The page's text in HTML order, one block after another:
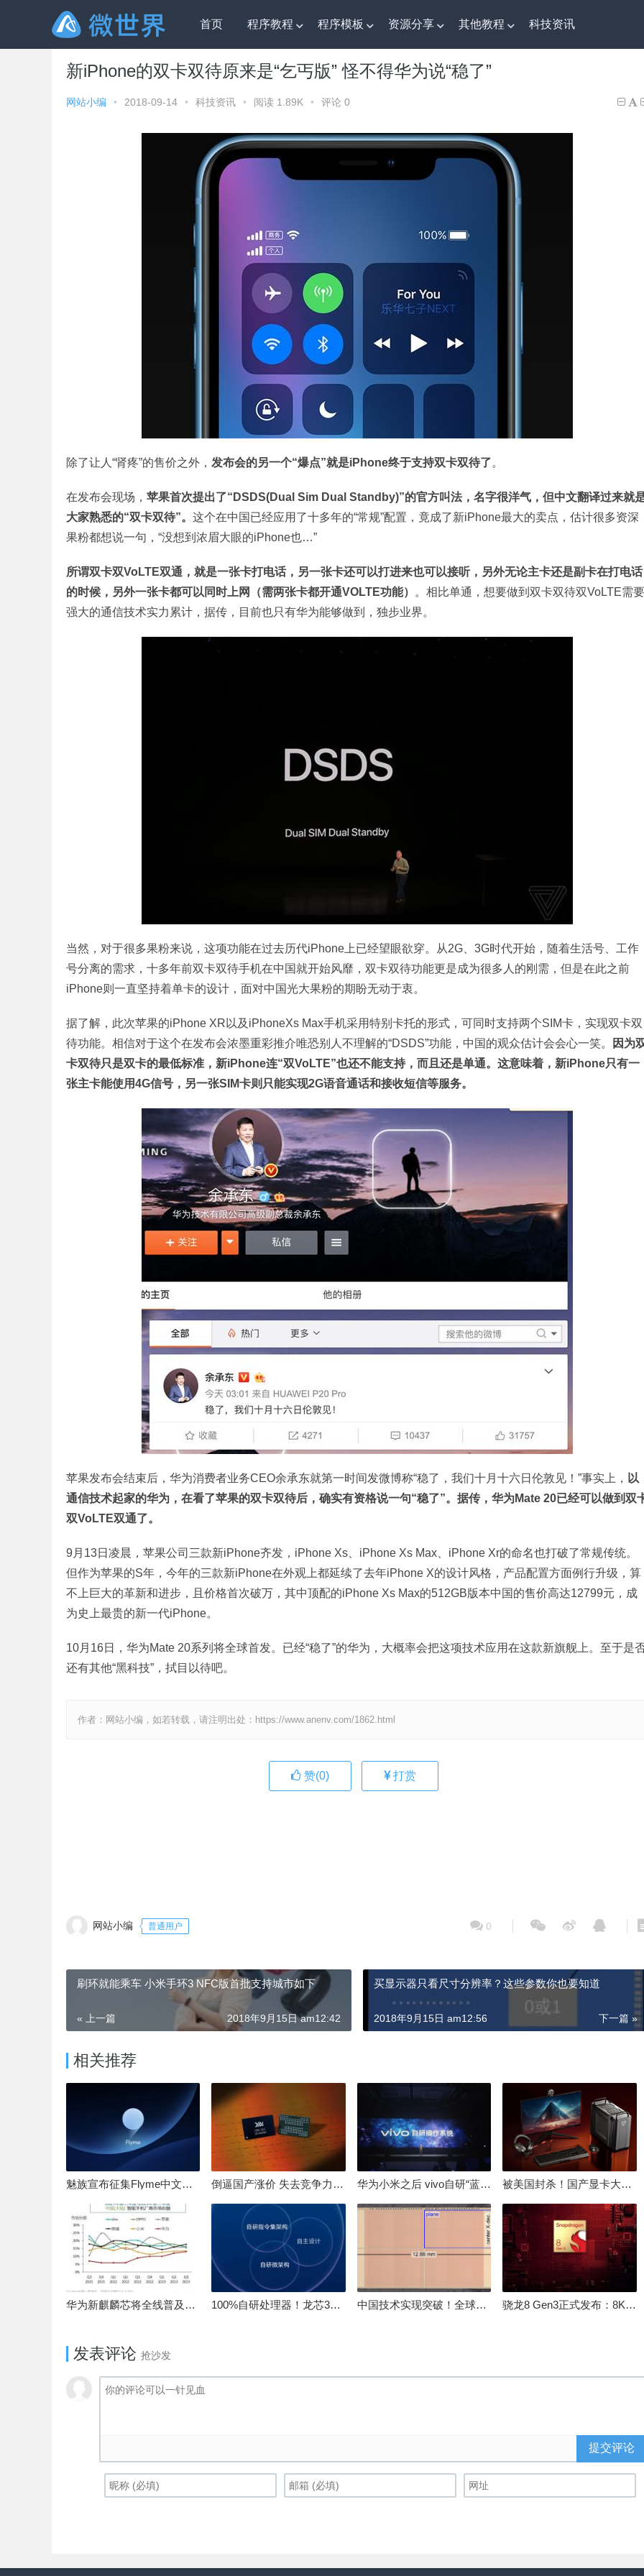
首页 程序教程 程序模板 资源分享 其他教程 科技资讯
微世界» 科技资讯» 新iPhone的双卡双待原来是“乞丐版” 怪不得华为说“稳了”
新iPhone的双卡双待原来是“乞丐版” 怪不得华为说“稳了”
网站小编 • 2018-09-14 • 科技资讯 • 阅读 1.89K • 评论 0
除了让人“肾疼”的售价之外， 发布会的另一个“爆点”就是iPhone终于支持双卡双待了。
在发布会现场， 苹果首次提出了“DSDS(Dual Sim Dual Standby)”的官方叫法，名字很洋气，但中文翻译过来就
大家熟悉的“双卡双待”。 这个在中国已经应用了十多年的“常规”配置，竟成了新iPhone最大的卖点，估计很多资深
果粉都想说一句，“没想到浓眉大眼的iPhone也…”
所谓双卡双VoLTE双通，就是一张卡打电话，另一张卡还可以打进来也可以接听，另外无论主卡还是副卡在打电话
的时候，另外一张卡都可以同时上网（需两张卡都开通VOLTE功能）
。相比单通，想要做到双卡双待双VoLTE需要
强大的通信技术实力累计，据传，目前也只有华为能够做到，独步业界。
当然，对于很多果粉来说，这项功能在过去历代iPhone上已经望眼欲穿。从2G、3G时代开始，随着生活号、工作
号分离的需求，十多年前双卡双待手机在中国就开始风靡，双卡双待功能更是成为很多人的刚需，但是在此之前
iPhone则一直坚持着单卡的设计，面对中国光大果粉的期盼无动于衷。
据了解，此次苹果的iPhone XR以及iPhoneXs Max手机采用特别卡托的形式，可同时支持两个SIM卡，实现双卡双
待功能。相信对于这个在发布会浓墨重彩推介唯恐别人不理解的“DSDS”功能，中国的观众估计会会心一笑。
因为
卡双待只是双卡的最低标准，新iPhone连“双VoLTE”也还不能支持，而且还是单通。这意味着，新iPhone只有一
张主卡能使用4G信号，另一张SIM卡则只能实现2G语音通话和接收短信等服务。
苹果发布会结束后，华为消费者业务CEO余承东就第一时间发微博称“稳了，我们十月十六日伦敦见！”事实上， 以
通信技术起家的华为，在看了苹果的双卡双待后，确实有资格说一句“稳了”。据传，华为Mate 20已经可以做到双
双VoLTE双通了。
9月13日凌晨，苹果公司三款新iPhone齐发，iPhone Xs、iPhone Xs Max、iPhone Xr的命名也打破了常规传统。
但作为苹果的S年，今年的三款新iPhone在外观上都延续了去年iPhone X的设计风格，产品配置方面例行升级，算
不上巨大的革新和进步，且价格首次破万，其中顶配的iPhone Xs Max的512GB版本中国的售价高达12799元，成
为史上最贵的新一代iPhone。
10月16日，华为Mate 20系列将全球首发。已经“稳了”的华为，大概率会把这项技术应用在这款新旗舰上。至于是
还有其他“黑科技”，拭目以待吧。
作者：网站小编，如若转载，请注明出处：https://www.anenv.com/1862.html
赞(0) 打赏
网站小编 普通用户 0
刷环就能乘车 小米手环3 NFC版首批支持城市如下
« 上一篇 2018年9月15日 am12:42
买显示器只看尺寸分辨率？这些参数你也要知道
下一篇 »
2018年9月15日 am12:56
相关推荐
魅族宣布征集Flyme中文OS名：要像鸿蒙、澎湃一样响亮 倒逼国产涨价 失去竞争力！三星要减产50%：SSD必须涨价 华为小米之后 vivo自研“蓝河”操作系统重磅发布 被美国封杀！国产显卡大厂：中国GPU不存在至暗时刻
华为新麒麟芯将全线普及！高中低端全面采用 改写竞争格局 100%自研处理器！龙芯3A6000评测：与10代酷睿互有胜负 中国技术实现突破！全球最先进的3D NAND存储芯片被发现 骁龙8 Gen3正式发布：8K240手游成真！AI性能飙升98％
发表评论 抢沙发
提交评论